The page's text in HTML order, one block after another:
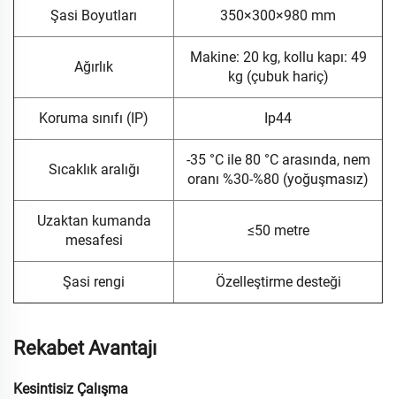
Şasi Boyutları 350×300×980 mm
Ağırlık
Makine: 20 kg, kollu kapı: 49
kg (çubuk hariç)
Koruma sınıfı (IP) Ip44
Sıcaklık aralığı
-35 °C ile 80 °C arasında, nem
oranı %30-%80 (yoğuşmasız)
Uzaktan kumanda
mesafesi
≤50 metre
Şasi rengi Özelleştirme desteği
Rekabet Avantajı
Kesintisiz Çalışma